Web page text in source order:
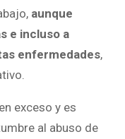
aunque
e incluso a
enfermedades,
exceso y es
al abuso de